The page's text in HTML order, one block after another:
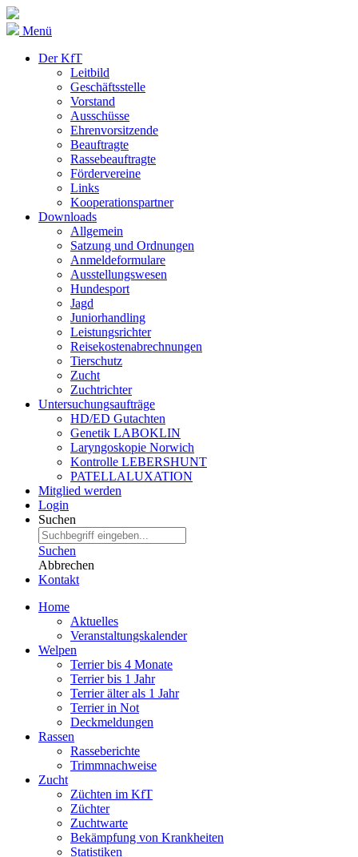
Menü
Der KfT
Leitbild
Geschäftsstelle
Vorstand
Ausschüsse
Ehrenvorsitzende
Beauftragte
Rassebeauftragte
Fördervereine
Links
Kooperationspartner
Downloads
Allgemein
Satzung und Ordnungen
Anmeldeformulare
Ausstellungswesen
Hundesport
Jagd
Juniorhandling
Leistungsrichter
Reisekostenabrechnungen
Tierschutz
Zucht
Zuchtrichter
Untersuchungsaufträge
HD/ED Gutachten
Genetik LABOKLIN
Laryngoskopie Norwich
Kontrolle LEBERSHUNT
PATELLALUXATION
Mitglied werden
Login
Suchen
Suchen
Abbrechen
Kontakt
Home
Aktuelles
Veranstaltungskalender
Welpen
Terrier bis 4 Monate
Terrier bis 1 Jahr
Terrier älter als 1 Jahr
Terrier in Not
Deckmeldungen
Rassen
Rasseberichte
Trimmnachweise
Zucht
Züchten im KfT
Züchter
Zuchtwarte
Bekämpfung von Krankheiten
Statistiken